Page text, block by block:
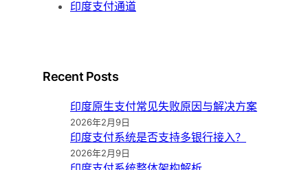
印度支付通道
Recent Posts
印度原生支付常见失败原因与解决方案
2026年2月9日
印度支付系统是否支持多银行接入？
2026年2月9日